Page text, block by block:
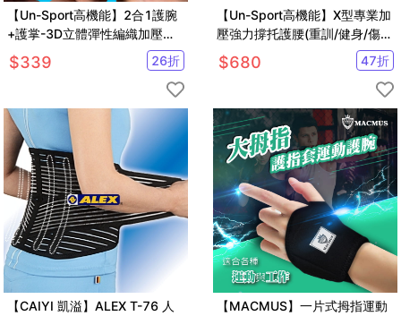
【Un-Sport高機能】2合1護腕
+護掌-3D立體彈性編織加壓固
定-超值2入組 (重訓/籃球)
$339 26折
【Un-Sport高機能】X型專業加
壓強力撐托護腰(重訓/健身/傷後
固定）男女皆可
$680 47折
【CAIYI 凱溢】ALEX T-76 人
【MACMUS】一片式拇指運動